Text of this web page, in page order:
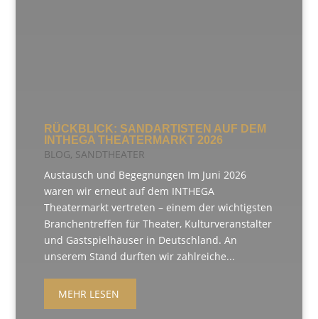
RÜCKBLICK: SANDARTISTEN AUF DEM
INTHEGA THEATERMARKT 2026
BLOG, SANDTHEATER
Austausch und Begegnungen Im Juni 2026
waren wir erneut auf dem INTHEGA
Theatermarkt vertreten – einem der wichtigsten
Branchentreffen für Theater, Kulturveranstalter
und Gastspielhäuser in Deutschland. An
unserem Stand durften wir zahlreiche...
MEHR LESEN